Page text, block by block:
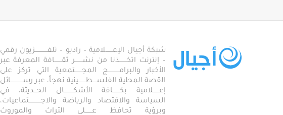
شبكة أجيال الإعـــــــلامية – راديو – تلفــــــــــــزيون رقمي
– إنترنت اتخـــــــذنا من نشـــــــر ثقـــــــافة المعرفة عبر
الأخبار والبرامـــــــــــج المجـــــــتمعية التي تركز على
القصة المحلية الفلســــطـــــــينية نهجاً، عبر رســــــــــــائل
إعــــــلامية بكـــــــافة الأشكـــــــــال الحـــديثة، في
السياسة والاقتصاد والرياضة والاجــــــــــــتماعيات،
وبرؤية تحافظ عـــــــلى التراث والموروث